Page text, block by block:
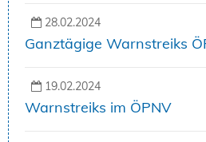
28.02.2024
Ganztägige Warnstreiks
19.02.2024
Warnstreiks im ÖPNV